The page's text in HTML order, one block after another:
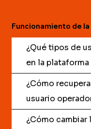
Funcionamiento de
¿Qué tipos de
en la
¿Cómo
usuario
¿Cómo cambiar